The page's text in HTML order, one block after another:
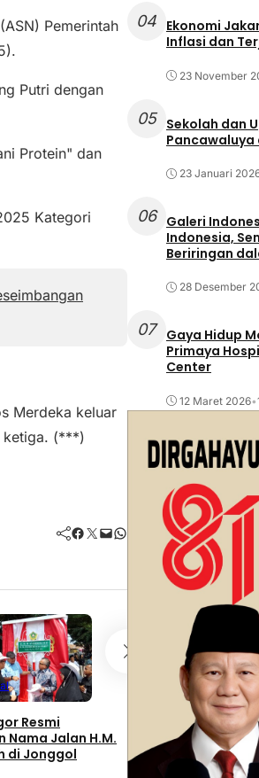
Pemerintah
Putri dengan
Protein" dan
Kategori
Merdeka keluar
ketiga. (***)
Facebook Twitter Mail WhatsApp
Resmi
Nama Jalan H.M.
di Jonggol
Ekonomi
Bupati Bogor
Meresmikan
Jonggol, Jadi
04 Ekonomi
Inflasi dan
23 November
05
Sekolah dan
Pancawaluya
23 Januari
06
Galeri
Indonesia,
Beriringan
28 Desember
07
Gaya Hidup
Primaya
Center
12 Maret 2026•